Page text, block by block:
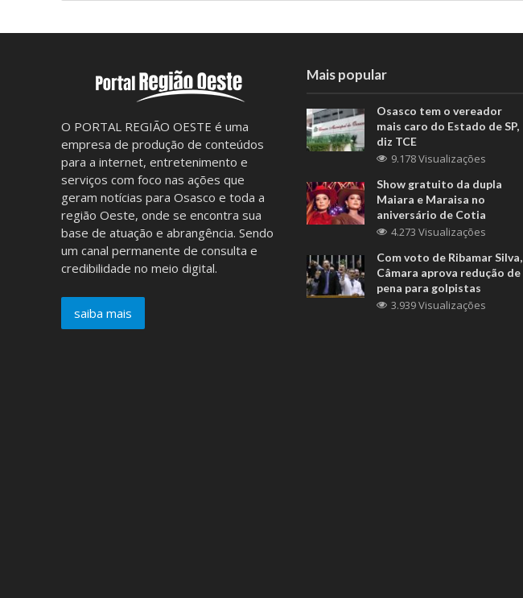
O PORTAL REGIÃO OESTE é uma
empresa de produção de conteúdos
para a internet, entretenimento e
serviços com foco nas ações que
geram notícias para Osasco e toda a
região Oeste, onde se encontra sua
base de atuação e abrangência. Sendo
um canal permanente de consulta e
credibilidade no meio digital.
saiba mais
Mais popular
Osasco tem o vereador
mais caro do Estado de SP,
diz TCE
9.178 Visualizações
Show gratuito da dupla
Maiara e Maraisa no
aniversário de Cotia
4.273 Visualizações
Com voto de Ribamar Silva,
Câmara aprova redução de
pena para golpistas
3.939 Visualizações